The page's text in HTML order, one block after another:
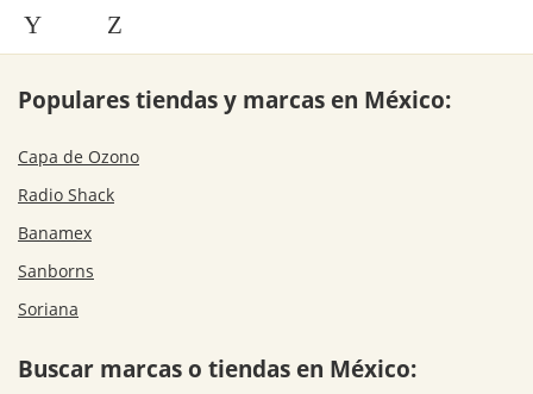
Y
Z
Populares tiendas y marcas en México:
Capa de Ozono
Radio Shack
Banamex
Sanborns
Soriana
Buscar marcas o tiendas en México: